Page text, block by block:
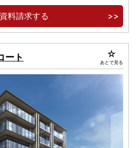
取得予定)＋認定低炭素住宅
資料請求する
ート あとで見る